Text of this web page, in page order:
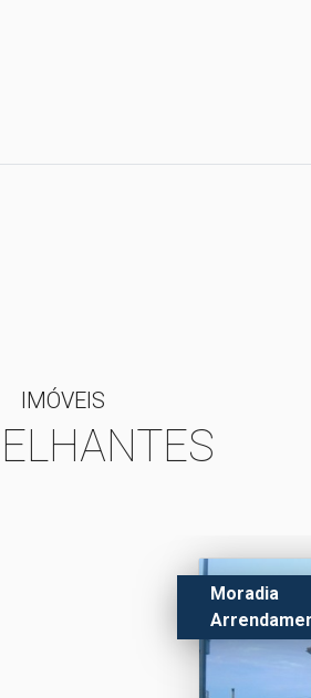
IMÓVEIS
Moradia